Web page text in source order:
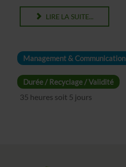
LIRE LA SUITE...
Management & Communication
Durée / Recyclage / Validité
35 heures soit 5 jours